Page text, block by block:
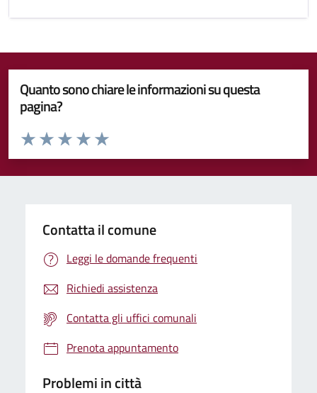
Quanto sono chiare le informazioni su questa
pagina?
Valuta da 1 a 5 stelle la pagina
Valuta 5 stelle su 5
Valuta 4 stelle su 5
Valuta 3 stelle su 5
Valuta 2 stelle su 5
Valuta 1 stelle su 5
Contatta il comune
Leggi le domande frequenti
Richiedi assistenza
Contatta gli uffici comunali
Prenota appuntamento
Problemi in città